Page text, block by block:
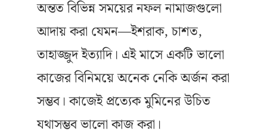
অন্তত বিভিন্ন সময়ের নফল নামাজগুলো
আদায় করা যেমন—ইশরাক, চাশত,
তাহাজ্জুদ ইত্যাদি। এই মাসে একটি ভালো
কাজের বিনিময়ে অনেক নেকি অর্জন করা
সম্ভব। কাজেই প্রত্যেক মুমিনের উচিত
যথাসম্ভব ভালো কাজ করা।